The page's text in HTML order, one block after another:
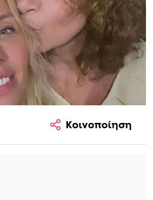
Κοινοποίηση